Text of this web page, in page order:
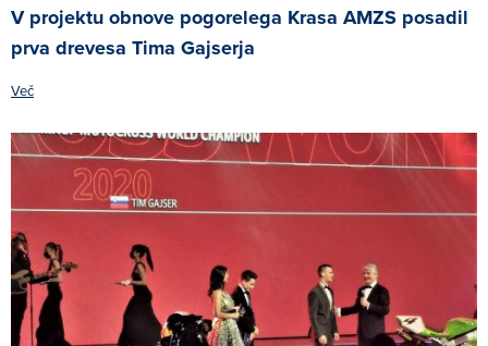
V projektu obnove pogorelega Krasa AMZS posadil
prva drevesa Tima Gajserja
Več